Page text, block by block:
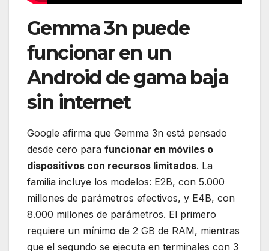
Gemma 3n puede
funcionar en un
Android de gama baja
sin internet
Google afirma que Gemma 3n está pensado
desde cero para funcionar en móviles o
dispositivos con recursos limitados. La
familia incluye los modelos: E2B, con 5.000
millones de parámetros efectivos, y E4B, con
8.000 millones de parámetros. El primero
requiere un mínimo de 2 GB de RAM, mientras
que el segundo se ejecuta en terminales con 3